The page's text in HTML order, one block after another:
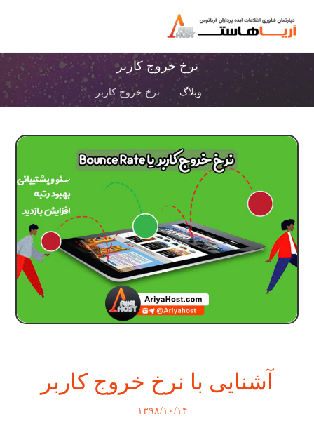
نرخ خروج کاربر
وبلاگ نرخ خروج کاربر
آشنایی با نرخ خروج کاربر
۱۳۹۸/۱۰/۱۴